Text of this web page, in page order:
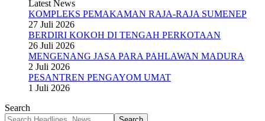
Latest News
KOMPLEKS PEMAKAMAN RAJA-RAJA SUMENEP
27 Juli 2026
BERDIRI KOKOH DI TENGAH PERKOTAAN
26 Juli 2026
MENGENANG JASA PARA PAHLAWAN MADURA
2 Juli 2026
PESANTREN PENGAYOM UMAT
1 Juli 2026
Search